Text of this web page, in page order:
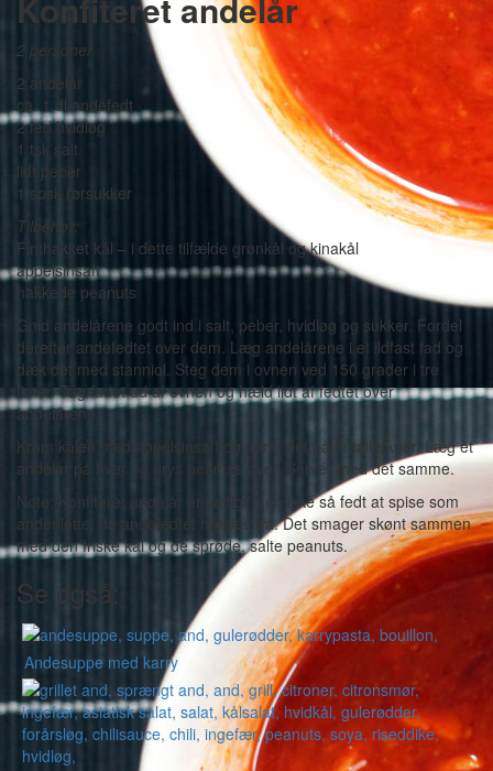
2 personer
2 andelår
ca. 1 dl andefedt
2 fed hvidløg
1 tsk salt
lidt peber
1 spsk rørsukker
Tilbehør:
Finthakket kål – i dette tilfælde grønkål og kinakål
appelsinsaft
hakkede peanuts
Gnid andelårene godt ind i salt, peber, hvidløg og sukker. Fordel
derefter andefedtet over dem. Læg andelårene i et ildfast fad og
dæk det med stanniol. Steg dem i ovnen ved 150 grader i tre
timer. Tag fadet ud af ovnen og hæld lidt af fedtet over
andelårene.
Kram kålen med appelsinsaft og anret det på to tallerkner. Læg et
andelår på hver og drys peanuts over. Servér med det samme.
Note: Konfiteret andelår er saftigt men ikke så fedt at spise som
anderilette, da andefedtet hældes fra. Det smager skønt sammen
med den friske kål og de sprøde, salte peanuts.
Se også:
Andesuppe med karry